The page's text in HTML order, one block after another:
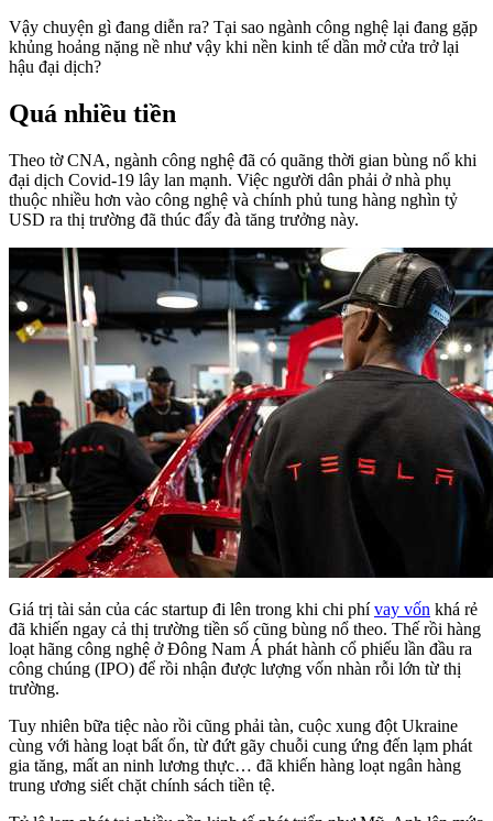
Vậy chuyện gì đang diễn ra? Tại sao ngành công nghệ lại đang gặp
khủng hoảng nặng nề như vậy khi nền kinh tế dần mở cửa trở lại
hậu đại dịch?
Quá nhiều tiền
Theo tờ CNA, ngành công nghệ đã có quãng thời gian bùng nổ khi
đại dịch Covid-19 lây lan mạnh. Việc người dân phải ở nhà phụ
thuộc nhiều hơn vào công nghệ và chính phủ tung hàng nghìn tỷ
USD ra thị trường đã thúc đẩy đà tăng trưởng này.
Giá trị tài sản của các startup đi lên trong khi chi phívay vốn khá rẻ
đã khiến ngay cả thị trường tiền số cũng bùng nổ theo. Thế rồi hàng
loạt hãng công nghệ ở Đông Nam Á phát hành cổ phiếu lần đầu ra
công chúng (IPO) để rồi nhận được lượng vốn nhàn rỗi lớn từ thị
trường.
Tuy nhiên bữa tiệc nào rồi cũng phải tàn, cuộc xung đột Ukraine
cùng với hàng loạt bất ổn, từ đứt gãy chuỗi cung ứng đến lạm phát
gia tăng, mất an ninh lương thực… đã khiến hàng loạt ngân hàng
trung ương siết chặt chính sách tiền tệ.